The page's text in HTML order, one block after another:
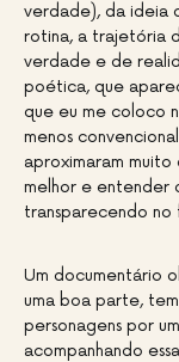
verdade), da ideia
rotina, a trajetória
verdade e de
poética, que
que eu me coloco
menos
aproximaram muito
melhor e entender
transparecendo no
Um documentário
uma boa parte,
personagens por
acompanhando